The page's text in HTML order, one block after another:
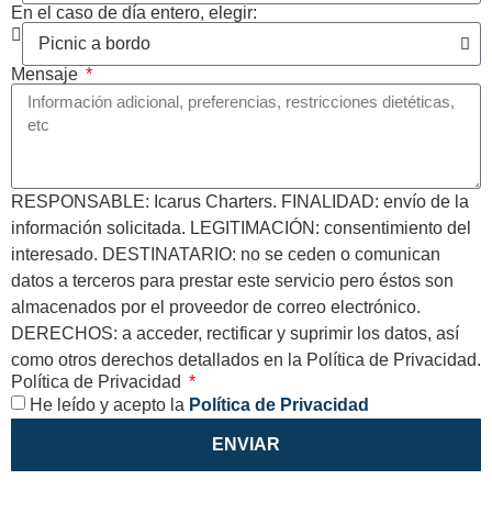
En el caso de día entero, elegir:
Mensaje
RESPONSABLE: Icarus Charters. FINALIDAD: envío de la
información solicitada. LEGITIMACIÓN: consentimiento del
interesado. DESTINATARIO: no se ceden o comunican
datos a terceros para prestar este servicio pero éstos son
almacenados por el proveedor de correo electrónico.
DERECHOS: a acceder, rectificar y suprimir los datos, así
como otros derechos detallados en la Política de Privacidad.
Política de Privacidad
He leído y acepto la Política de Privacidad
ENVIAR